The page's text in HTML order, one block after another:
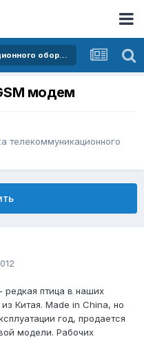
Покупка и продажа телекоммуникационного оборудования
модем
телекоммуникационного
птица в наших
Китая. Made in China, но
год, продается
модели. Рабочих